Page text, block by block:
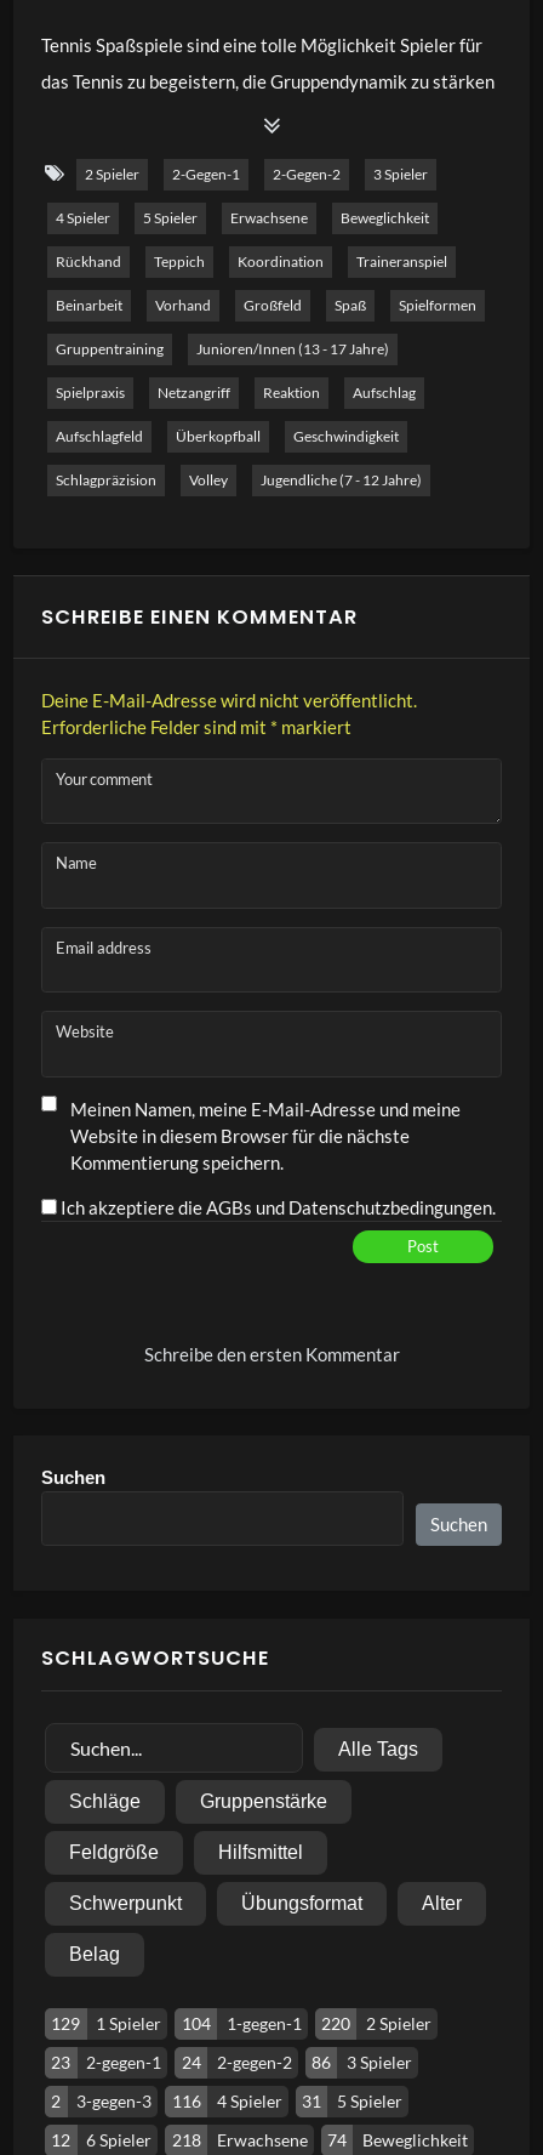
Tennis Spaßspiele sind eine tolle Möglichkeit Spieler für
das Tennis zu begeistern, die Gruppendynamik zu stärken
oder einen Wettbewerb, zum Beispiel bei Tennisevents,
Vereinsjubiläum, Weihnachtsstunde oder Ähnlichen
auszutragen. In allen Spielen sollte der Spaß im
Vordergrund gehen. Die Spiele können sehr
variantenreich und kreativ sein, und müssen nicht
unbedingt etwas mit Schläger und Ball zu tun haben.
Trotzdem sollte der Großteil der Spiele natürlich auch
Elemente des Tennissports beinhalten, allerdings auf eine
spaßige Art und Weise. In dieser, mitlerweilen dritten
Compilation stelle ich Euch 40 neue Spaßspiele vor, die Ihr
für Euer Tennisevent anwenden könnt! Ich wünsche Euch
2 Spieler 2-Gegen-1 2-Gegen-2 3 Spieler
4 Spieler 5 Spieler Erwachsene Beweglichkeit
Rückhand Teppich Koordination Traineranspiel
Beinarbeit Vorhand Großfeld Spaß Spielformen
Gruppentraining Junioren/innen (13 - 17 Jahre)
Spielpraxis Netzangriff Reaktion Aufschlag
Aufschlagfeld Überkopfball Geschwindigkeit
Schlagpräzision Volley Jugendliche (7 - 12 Jahre)
SCHREIBE EINEN KOMMENTAR
Deine E-Mail-Adresse wird nicht veröffentlicht.
Erforderliche Felder sind mit * markiert
Your comment
Name
Email address
Website
Meinen Namen, meine E-Mail-Adresse und meine
Website in diesem Browser für die nächste
Kommentierung speichern.
Ich akzeptiere die AGBs und Datenschutzbedingungen.
Post
Schreibe den ersten Kommentar
Suchen
Suchen
SCHLAGWORTSUCHE
Alle Tags
Schläge Gruppenstärke
Feldgröße Hilfsmittel
Schwerpunkt Übungsformat Alter
Belag
129 1 Spieler 104 1-gegen-1 220
2 Spieler
23
2-gegen-1 24 2-gegen-2 86
3 Spieler
2
3-gegen-3 116 4 Spieler 31
5 Spieler
12
6 Spieler 218 Erwachsene 74 Beweglichkeit